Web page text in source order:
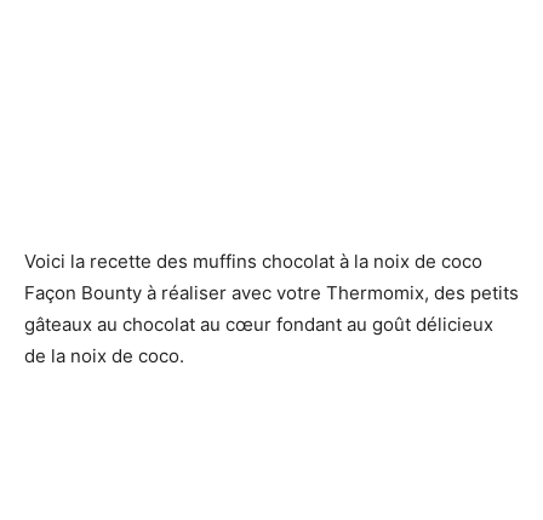
Voici la recette des muffins chocolat à la noix de coco
Façon Bounty à réaliser avec votre Thermomix, des petits
gâteaux au chocolat au cœur fondant au goût délicieux
de la noix de coco.